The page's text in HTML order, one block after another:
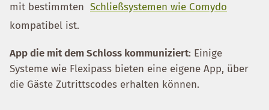
mit bestimmten Schließsystemen wie Comydo
kompatibel ist.
App die mit dem Schloss kommuniziert: Einige
Systeme wie Flexipass bieten eine eigene App, über
die Gäste Zutrittscodes erhalten können.